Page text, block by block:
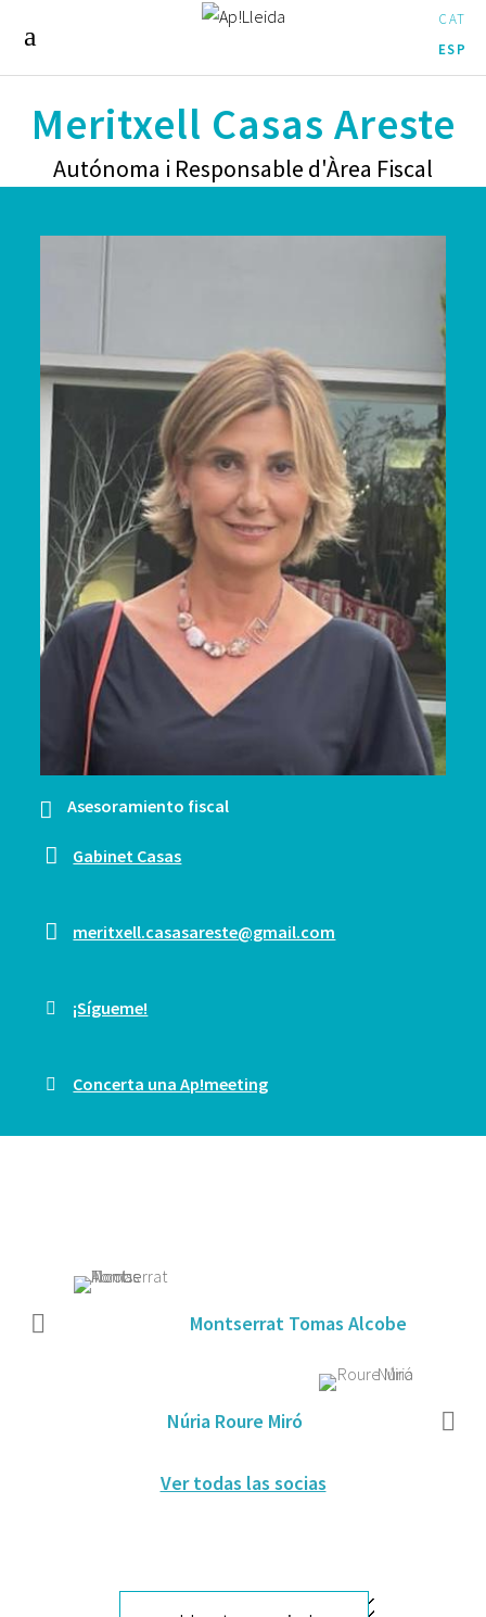
CAT
ESP
Meritxell Casas Areste
Autónoma i Responsable d'Àrea Fiscal
Asesoramiento fiscal
Gabinet Casas
meritxell.casasareste@gmail.com
¡Sígueme!
Concerta una Ap!meeting
Montserrat Tomas Alcobe
Núria Roure Miró
Ver todas las socias